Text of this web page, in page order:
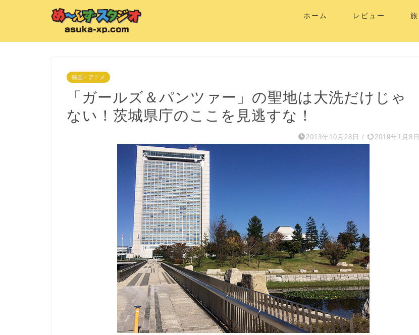
ホーム レビュー 旅
映画・アニメ
「ガールズ＆パンツァー」の聖地は大洗だけじゃ
ない！茨城県庁のここを見逃すな！
2013年10月28日 / 2019年1月8日